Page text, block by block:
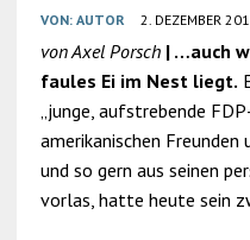
VON: AUTOR 2. DEZEMBER
von Axel Porsch | …auch
faules Ei im Nest liegt.
„junge, aufstrebende
amerikanischen
und so gern aus seinen
vorlas, hatte heute sein